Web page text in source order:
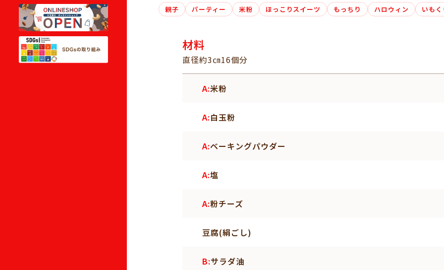
親子 パーティー 米粉 ほっこりスイーツ もっちり ハロウィン いも
材料
直径約3㎝16個分
A:米粉
A:白玉粉
A:ベーキングパウダー
A:塩
A:粉チーズ
豆腐(絹ごし)
B:サラダ油